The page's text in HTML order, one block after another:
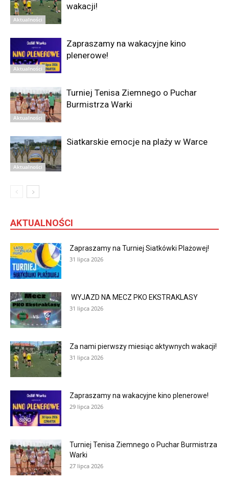
Aktualności
wakacji!
Aktualności
Zapraszamy na wakacyjne kino
plenerowe!
Aktualności
Turniej Tenisa Ziemnego o Puchar
Burmistrza Warki
Aktualności
Siatkarskie emocje na plaży w Warce
AKTUALNOŚCI
Zapraszamy na Turniej Siatkówki Plażowej!
31 lipca 2026
WYJAZD NA MECZ PKO EKSTRAKLASY
31 lipca 2026
Za nami pierwszy miesiąc aktywnych wakacji!
31 lipca 2026
Zapraszamy na wakacyjne kino plenerowe!
29 lipca 2026
Turniej Tenisa Ziemnego o Puchar Burmistrza
Warki
27 lipca 2026